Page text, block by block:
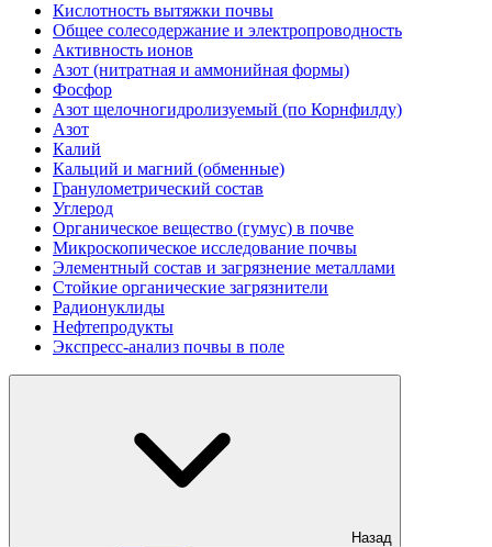
Кислотность вытяжки почвы
Общее солесодержание и электропроводность
Активность ионов
Азот (нитратная и аммонийная формы)
Фосфор
Азот щелочногидролизуемый (по Корнфилду)
Азот
Калий
Кальций и магний (обменные)
Гранулометрический состав
Углерод
Органическое вещество (гумус) в почве
Микроскопическое исследование почвы
Элементный состав и загрязнение металлами
Стойкие органические загрязнители
Радионуклиды
Нефтепродукты
Экспресс-анализ почвы в поле
Назад